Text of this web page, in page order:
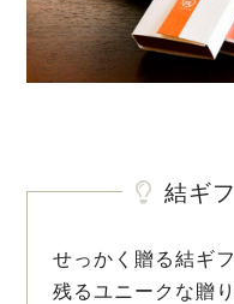
結ギ
せっかく贈る結ギ
残るユニークな贈